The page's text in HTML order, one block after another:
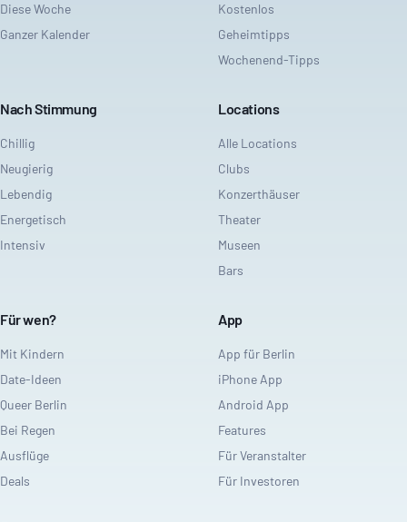
Diese Woche
Ganzer Kalender
Kostenlos
Geheimtipps
Wochenend-Tipps
Nach Stimmung
Chillig
Neugierig
Lebendig
Energetisch
Intensiv
Locations
Alle Locations
Clubs
Konzerthäuser
Theater
Museen
Bars
Für wen?
Mit Kindern
Date-Ideen
Queer Berlin
Bei Regen
Ausflüge
Deals
App
App für Berlin
iPhone App
Android App
Features
Für Veranstalter
Für Investoren